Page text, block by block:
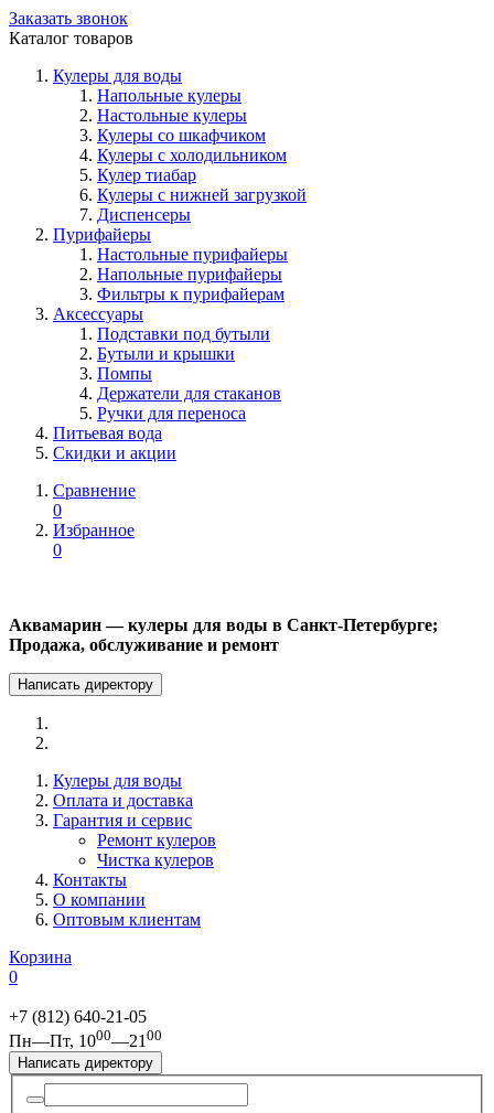
Заказать звонок
Каталог товаров
Кулеры для воды
Напольные кулеры
Настольные кулеры
Кулеры со шкафчиком
Кулеры с холодильником
Кулер тиабар
Кулеры с нижней загрузкой
Диспенсеры
Пурифайеры
Настольные пурифайеры
Напольные пурифайеры
Фильтры к пурифайерам
Аксессуары
Подставки под бутыли
Бутыли и крышки
Помпы
Держатели для стаканов
Ручки для переноса
Питьевая вода
Скидки и акции
Сравнение
0
Избранное
0
Аквамарин — кулеры для воды в Санкт-Петербурге;
Продажа, обслуживание и ремонт
Написать директору
Кулеры для воды
Оплата и доставка
Гарантия и сервис
Ремонт кулеров
Чистка кулеров
Контакты
О компании
Оптовым клиентам
Корзина
0
+7 (812) 640-21-05
Пн—Пт, 1000—21 00
Написать директору